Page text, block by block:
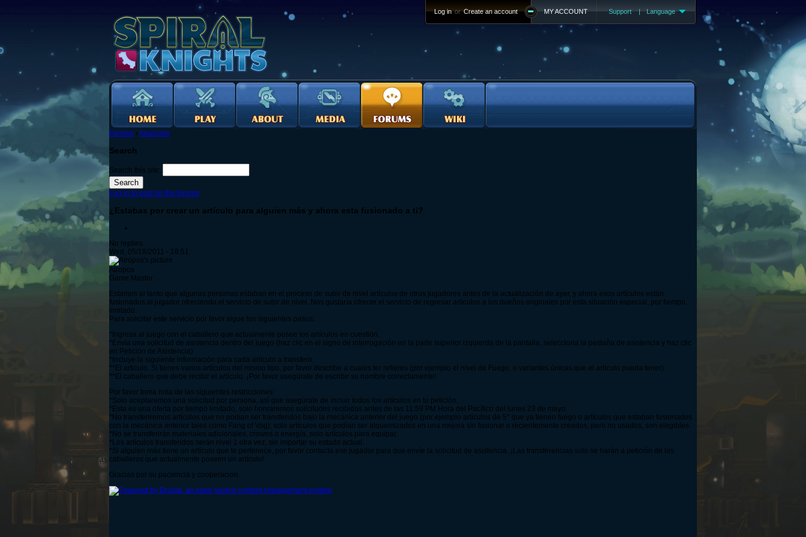
Support | Language
MY ACCOUNT
Log in or Create an account
Forums › Anuncios
Search
Search this site:
Log in to post on the forums
¿Estabas por crear un artículo para alguien más y ahora esta fusionado a ti?
No replies
Wed, 05/18/2011 - 18:51
Atropos
Game Master
Estamos al tanto que algunas personas estaban en el proceso de subir de nivel artículos de otros jugadores antes de la actualización de ayer, y ahora esos artículos están
fusionados al jugador ofreciendo el servicio de subir de nivel. Nos gustaría ofrecer el servicio de regresar artículos a los dueños originales por esta situación especial, por tiempo
limitado.
Para solicitar este servicio por favor sigue los siguientes pasos:
*Ingresa al juego con el caballero que actualmente posee los artículos en cuestión.
*Envía una solicitud de asistencia dentro del juego (haz clic en el signo de interrogación en la parte superior izquierda de la pantalla, selecciona la pestaña de asistencia y haz clic
en Petición de Asistencia)
*Incluye la siguiente información para cada artículo a transferir:
**El articulo. Si tienes varios artículos del mismo tipo, por favor describe a cuales ter refieres (por ejemplo el nivel de Fuego, o variantes únicas que el artículo pueda tener)
**El caballero que debe recibir el artículo. ¡Por favor asegúrate de escribir su nombre correctamente!
Por favor toma nota de las siguientes restricciones:
*Solo aceptaremos una solicitud por persona, así que asegúrate de incluir todos los artículos en tu petición.
*Esta es una oferta por tiempo limitado, solo honraremos solicitudes recibidas antes de las 11:59 PM Hora del Pacífico del lunes 23 de mayo.
*No transferiremos artículos que no podían ser transferidos bajo la mecánica anterior del juego (por ejemplo artículos de 5* que ya tienen fuego o artículos que estaban fusionados
con la mecánica anterior tales como Fang of Vog); solo artículos que podían ser alquemizados en una mejora sin fusionar o recientemente creados, pero no usados, son elegibles.
*No se transferirán materiales adicionales, crowns o energía, solo artículos para equipar.
*Los artículos transferidos serán nivel 1 otra vez, sin importar su estado actual.
*Si alguien más tiene un artículo que te pertenece, por favor contacta ese jugador para que envíe la solicitud de asistencia. ¡Las transferencias solo se harán a petición de los
caballeros que actualmente poseen un artículo!
Gracias por su paciencia y cooperación.